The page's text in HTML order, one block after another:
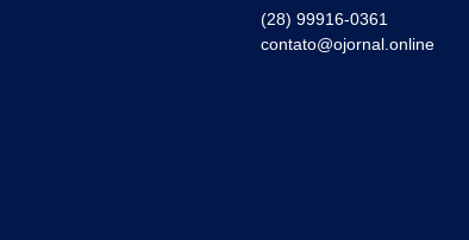
(28) 99916-0361
contato@ojornal.online